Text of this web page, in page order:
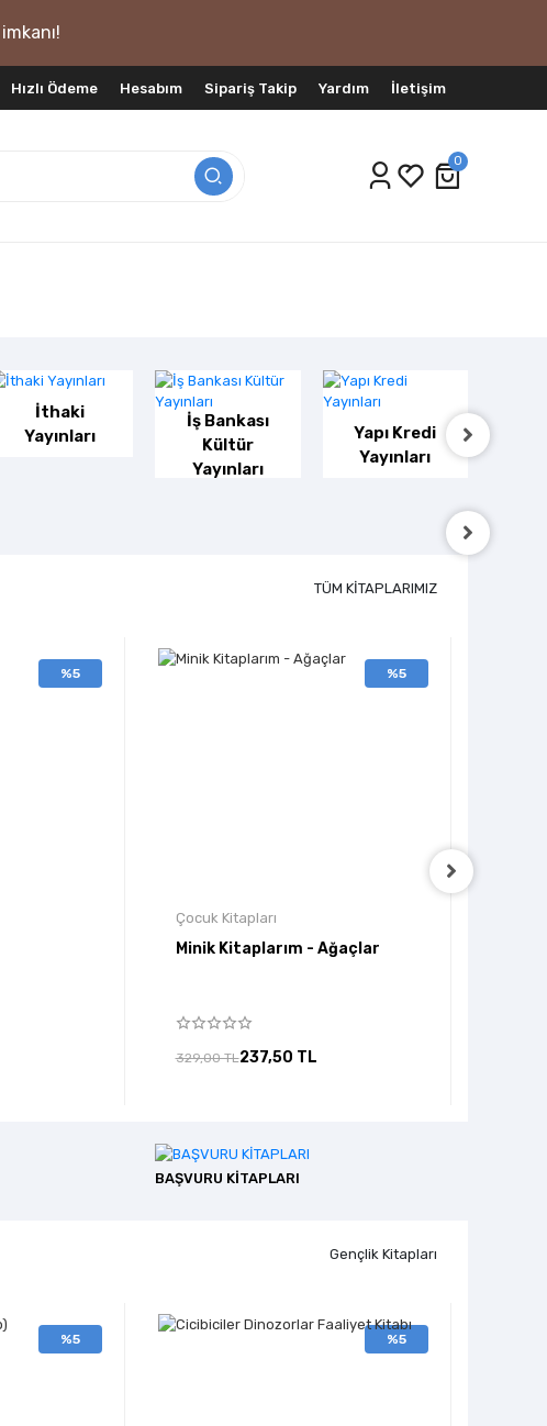
imkanı!
Hızlı Ödeme Hesabım Sipariş Takip Yardım İletişim
0
İthaki
Yayınları
İş Bankası
Kültür
Yayınları
Yapı Kredi
Yayınları
TÜM KİTAPLARIMIZ
%5 %5
Çocuk Kitapları
Minik Kitaplarım - Ağaçlar
329,00 TL237,50 TL
BAŞVURU KİTAPLARI
Gençlik Kitapları
%5 %5